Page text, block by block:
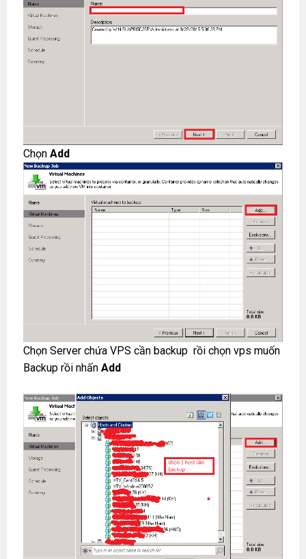
Chọn Add
Chọn Server chứa VPS cần backup rồi chọn vps muốn
Backup rồi nhấn Add